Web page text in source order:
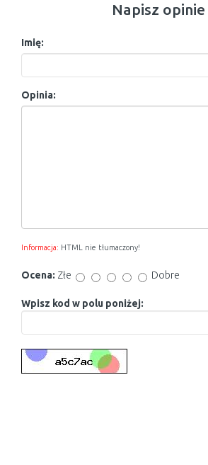
Napisz opinie
Imię:
Opinia:
Informacja: HTML nie tłumaczony!
Ocena: Złe Dobre
Wpisz kod w polu poniżej: